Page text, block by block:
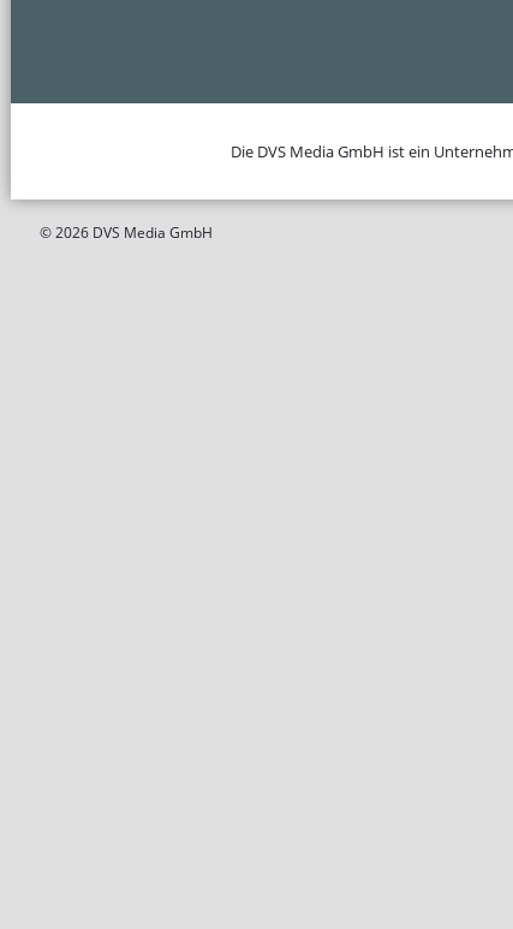
Die DVS Media GmbH ist ein
© 2026 DVS Media GmbH